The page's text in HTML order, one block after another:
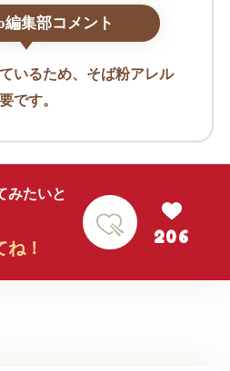
編集部コメント
いるため、そば粉アレル
です。
みたいと
！
206